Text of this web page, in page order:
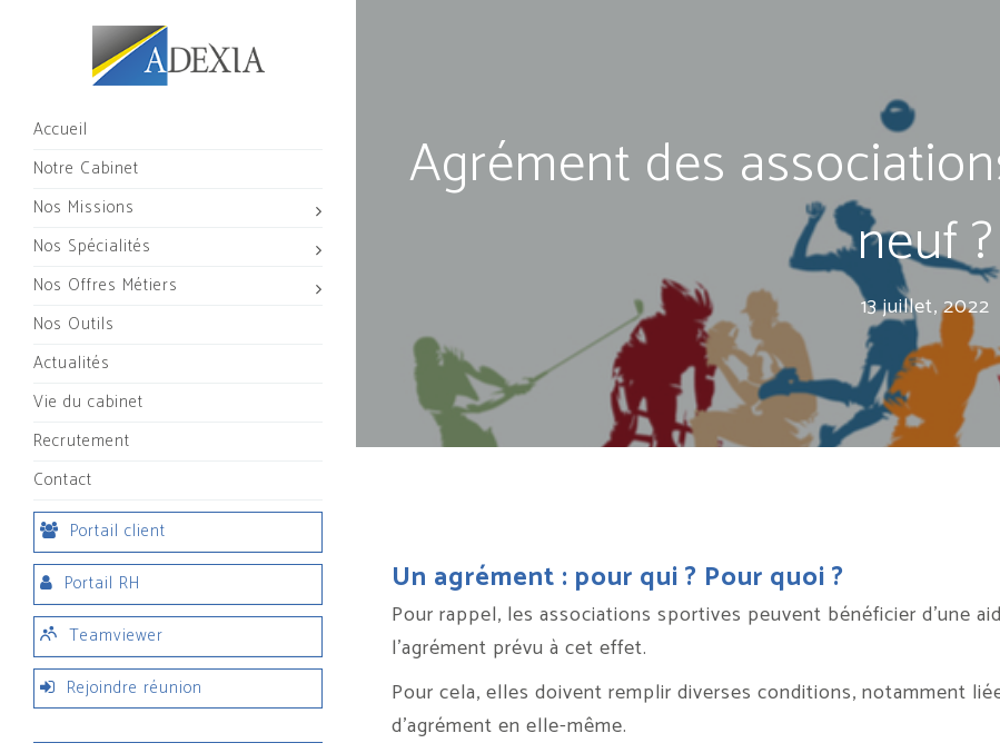
Accueil
Notre Cabinet
Nos Missions
Nos Spécialités
Nos Offres Métiers
Nos Outils
Actualités
Vie du cabinet
Recrutement
Contact
Portail client
Portail RH
Teamviewer
Rejoindre réunion
Agrément des
neuf ?
13 juillet, 2022
Un agrément : pour qui ? Pour quoi ?
Pour rappel, les associations sportives peuvent bénéficier d’une
l’agrément prévu à cet effet.
Pour cela, elles doivent remplir diverses conditions, notamment
d’agrément en elle-même.